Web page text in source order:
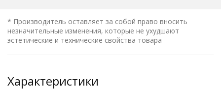
* Производитель оставляет за собой право вносить
незначительные изменения, которые не ухудшают
эстетические и технические свойства товара
Характеристики